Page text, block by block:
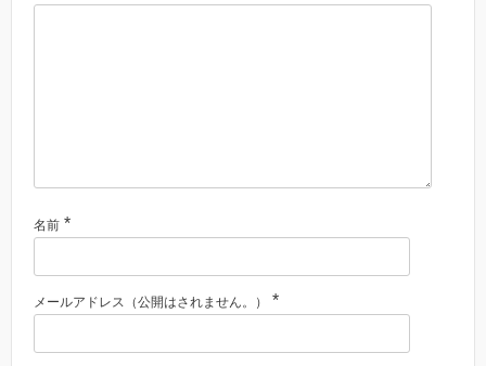
名前 *
メールアドレス（公開はされません。） *